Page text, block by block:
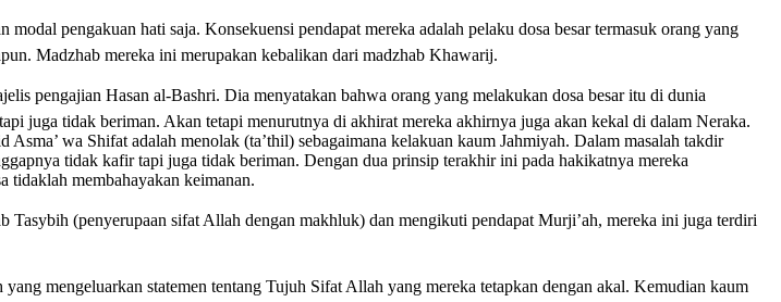
pengakuan hati saja. Konsekuensi pendapat mereka adalah pelaku dosa besar termasuk orang yang
Madzhab mereka ini merupakan kebalikan dari madzhab Khawarij.
pengajian Hasan al-Bashri. Dia menyatakan bahwa orang yang melakukan dosa besar itu di dunia
juga tidak beriman. Akan tetapi menurutnya di akhirat mereka akhirnya juga akan kekal di dalam Neraka.
wa Shifat adalah menolak (ta’thil) sebagaimana kelakuan kaum Jahmiyah. Dalam masalah takdir
tidak kafir tapi juga tidak beriman. Dengan dua prinsip terakhir ini pada hakikatnya mereka
tidaklah membahayakan keimanan.
(penyerupaan sifat Allah dengan makhluk) dan mengikuti pendapat Murji’ah, mereka ini juga terdiri
mengeluarkan statemen tentang Tujuh Sifat Allah yang mereka tetapkan dengan akal. Kemudian kaum